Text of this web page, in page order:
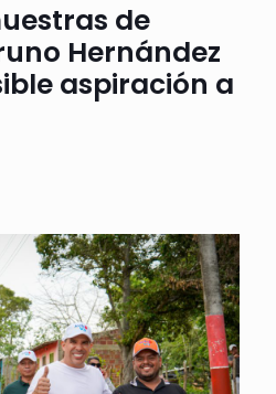
de
Hernández
aspiración a